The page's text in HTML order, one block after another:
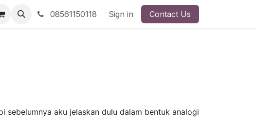
08561150118 Sign in Contact Us
sebelumnya aku jelaskan dulu dalam bentuk analogi